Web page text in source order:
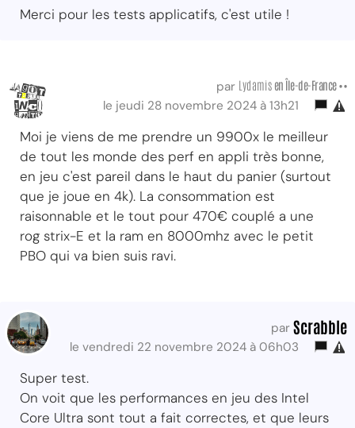
Merci pour les tests applicatifs, c'est utile !
par Lydamis en Île-de-France ••
le jeudi 28 novembre 2024 à 13h21
Moi je viens de me prendre un 9900x le meilleur
de tout les monde des perf en appli très bonne,
en jeu c'est pareil dans le haut du panier (surtout
que je joue en 4k). La consommation est
raisonnable et le tout pour 470€ couplé a une
rog strix-E et la ram en 8000mhz avec le petit
PBO qui va bien suis ravi.
par Scrabble
le vendredi 22 novembre 2024 à 06h03
Super test.
On voit que les performances en jeu des Intel
Core Ultra sont tout a fait correctes, et que leurs